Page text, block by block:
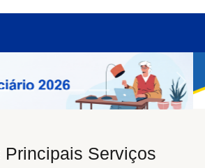
Principais Serviços